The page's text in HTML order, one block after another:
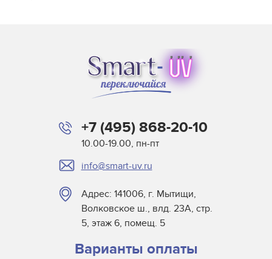
+7 (495) 868-20-10
10.00-19.00, пн-пт
info@smart-uv.ru
Адрес: 141006, г. Мытищи,
Волковское ш., влд. 23А, стр.
5, этаж 6, помещ. 5
Варианты оплаты